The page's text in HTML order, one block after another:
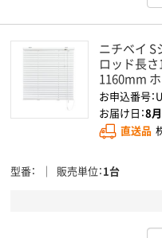
ニチベイ S
ロッド長
1160mm ホ
お申込番号：
お届け日：8
直送品
型番 販売単位 1台